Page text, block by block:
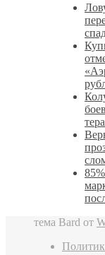
тема Bard от